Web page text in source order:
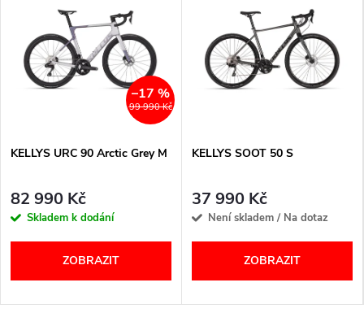
99 990 Kč
–17 %
KELLYS URC 90 Arctic Grey M
82 990 Kč
Skladem k dodání
ZOBRAZIT
KELLYS SOOT 50 S
37 990 Kč
Není skladem / Na dotaz
ZOBRAZIT